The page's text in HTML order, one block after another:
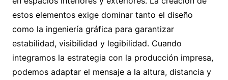
estos elementos exige dominar tanto el diseño
como la ingeniería gráfica para garantizar
estabilidad, visibilidad y legibilidad. Cuando
integramos la estrategia con la producción impresa,
podemos adaptar el mensaje a la altura, distancia y